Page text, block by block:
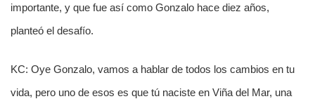
importante, y que fue así como Gonzalo hace diez años,
planteó el desafío.
KC: Oye Gonzalo, vamos a hablar de todos los cambios en tu
vida, pero uno de esos es que tú naciste en Viña del Mar, una